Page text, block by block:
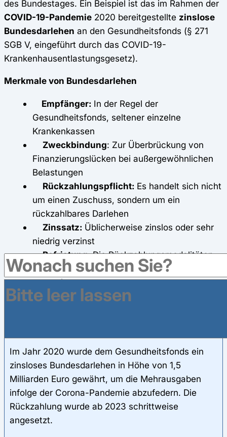
des Bundestages. Ein Beispiel ist das im Rahmen der
COVID-19-Pandemie 2020 bereitgestellte zinslose
Bundesdarlehen an den Gesundheitsfonds (§ 271
SGB V, eingeführt durch das COVID-19-
Krankenhausentlastungsgesetz).
Merkmale von Bundesdarlehen
Empfänger: In der Regel der
Gesundheitsfonds, seltener einzelne
Krankenkassen
Zweckbindung: Zur Überbrückung von
Finanzierungslücken bei außergewöhnlichen
Belastungen
Rückzahlungspflicht: Es handelt sich nicht
um einen Zuschuss, sondern um ein
rückzahlbares Darlehen
Zinssatz: Üblicherweise zinslos oder sehr
niedrig verzinst
Befristung:Die Rückzahlungsmodalitäten
(Frist, Tilgungsbeginn) werden gesetzlich
geregelt.
Beispiel
Im Jahr 2020 wurde dem Gesundheitsfonds ein
zinsloses Bundesdarlehen in Höhe von 1,5
Milliarden Euro gewährt, um die Mehrausgaben
infolge der Corona-Pandemie abzufedern. Die
Rückzahlung wurde ab 2023 schrittweise
angesetzt.